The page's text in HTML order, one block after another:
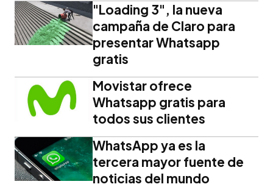
"Loading 3", la nueva
campaña de Claro para
presentar Whatsapp
gratis
Movistar ofrece
Whatsapp gratis para
todos sus clientes
WhatsApp ya es la
tercera mayor fuente de
noticias del mundo